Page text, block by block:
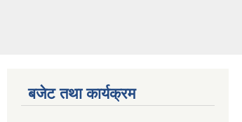
बजेट तथा कार्यक्रम